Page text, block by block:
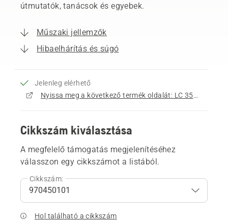
útmutatók, tanácsok és egyebek.
Műszaki jellemzők
Hibaelhárítás és súgó
Jelenleg elérhető
Nyissa meg a következő termék oldalát: LC 353AWD
Cikkszám kiválasztása
A megfelelő támogatás megjelenítéséhez
válasszon egy cikkszámot a listából.
Cikkszám:
Hol található a cikkszám